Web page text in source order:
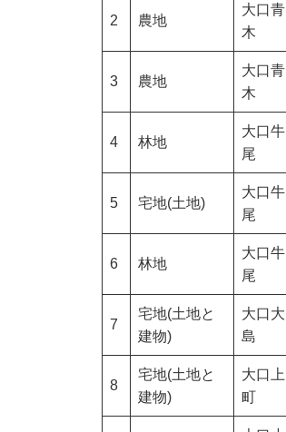
2 農地
大口青
木
3 農地
大口青
木
4 林地
大口牛
尾
5 宅地(土地)
大口牛
尾
6 林地
大口牛
尾
7
宅地(土地と
建物)
大口大
島
8
宅地(土地と
建物)
大口上
町